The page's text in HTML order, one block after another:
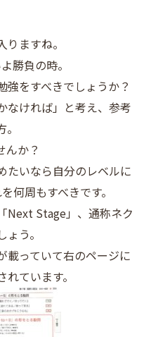
ますね。
勝負の時。
強をすべきでしょうか？
なければ」と考え、参考
んか？
たいなら自分のレベルに
何周もすべきです。
Next Stage」、通称ネク
う。
載っていて右のページに
ています。